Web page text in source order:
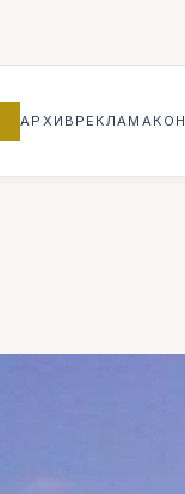
АРХИВ РЕКЛАМА